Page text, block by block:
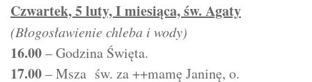
Czwartek, 5 luty, I miesiąca, św. Agaty
(Błogosławienie chleba i wody)
16.00– Godzina Święta.
17.00– Msza św. za ++mamę Janinę, o.